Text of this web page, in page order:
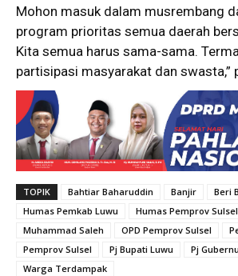
Mohon masuk dalam musrembang
program prioritas semua daerah
Kita semua harus sama-sama.
partisipasi masyarakat dan swasta,”
TOPIK Bahtiar Baharuddin Banjir
Beri
Humas Pemkab Luwu
Humas Pemprov Sulsel
Muhammad Saleh
OPD Pemprov Sulsel
Pemprov Sulsel
Pj Bupati Luwu Pj
Warga Terdampak